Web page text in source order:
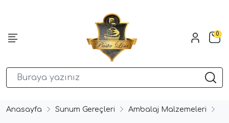
0
Anasayfa Sunum Gereçleri Ambalaj Malzemeleri